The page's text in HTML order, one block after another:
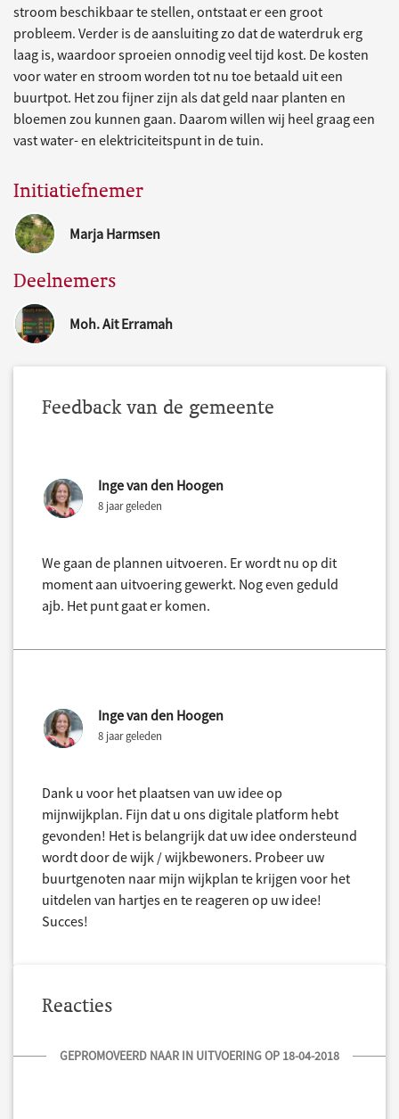
stroom beschikbaar te stellen, ontstaat er een groot
probleem. Verder is de aansluiting zo dat de waterdruk erg
laag is, waardoor sproeien onnodig veel tijd kost. De kosten
voor water en stroom worden tot nu toe betaald uit een
buurtpot. Het zou fijner zijn als dat geld naar planten en
bloemen zou kunnen gaan. Daarom willen wij heel graag een
vast water- en elektriciteitspunt in de tuin.
Initiatiefnemer
Marja Harmsen
Deelnemers
Moh. Ait Erramah
Feedback van de gemeente
Inge van den Hoogen
8 jaar geleden
We gaan de plannen uitvoeren. Er wordt nu op dit
moment aan uitvoering gewerkt. Nog even geduld
ajb. Het punt gaat er komen.
Inge van den Hoogen
8 jaar geleden
Dank u voor het plaatsen van uw idee op
mijnwijkplan. Fijn dat u ons digitale platform hebt
gevonden! Het is belangrijk dat uw idee ondersteund
wordt door de wijk / wijkbewoners. Probeer uw
buurtgenoten naar mijn wijkplan te krijgen voor het
uitdelen van hartjes en te reageren op uw idee!
Succes!
Reacties
GEPROMOVEERD NAAR IN UITVOERING OP 18-04-2018